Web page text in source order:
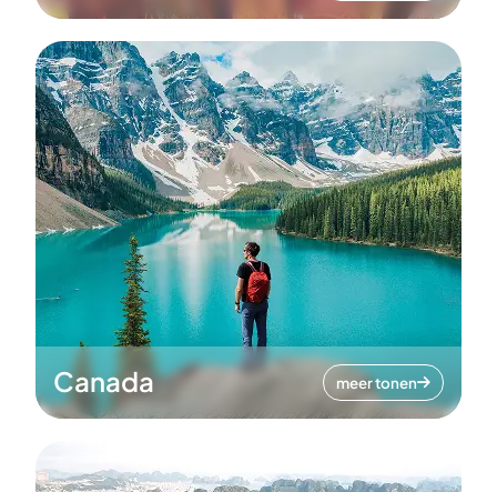
Canada meer tonen